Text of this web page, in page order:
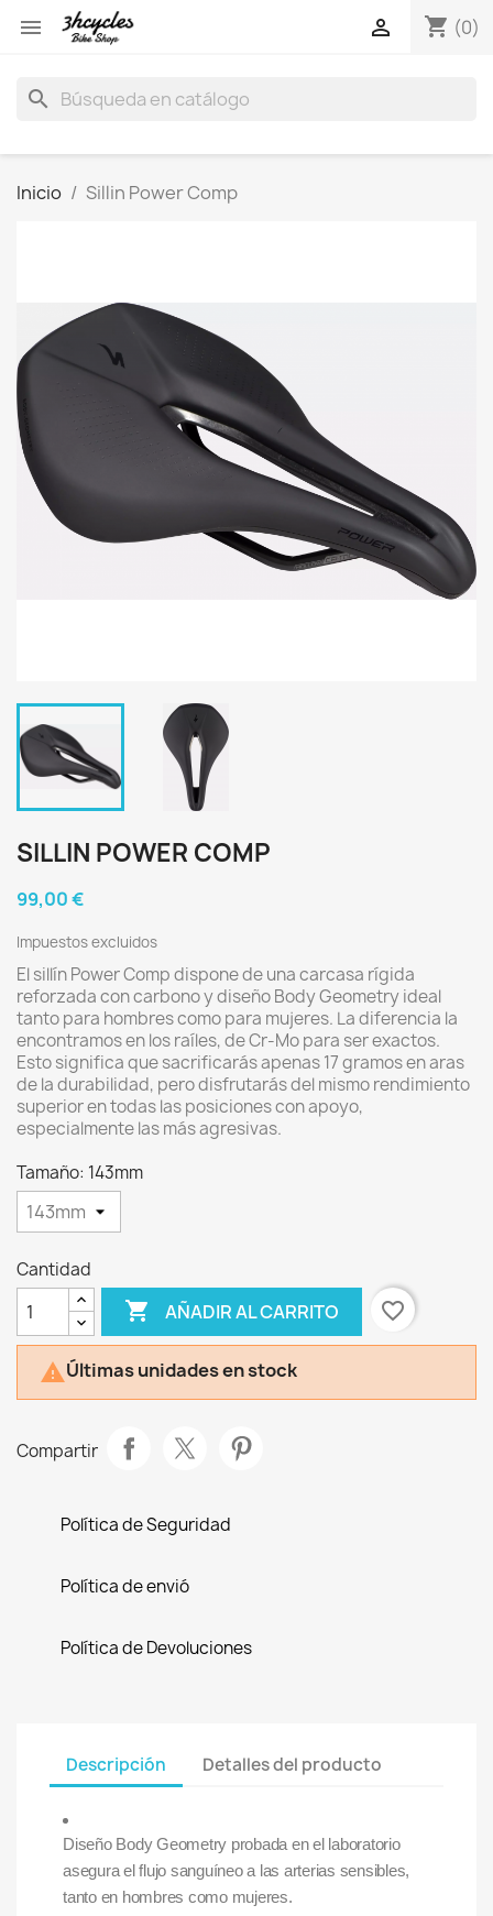
 shopping_cart (0)

search
Inicio Sillin Power Comp
SILLIN POWER COMP
99,00 €
Impuestos excluidos
El sillín Power Comp dispone de una carcasa rígida
reforzada con carbono y diseño Body Geometry ideal
tanto para hombres como para mujeres. La diferencia la
encontramos en los raíles, de Cr-Mo para ser exactos.
Esto significa que sacrificarás apenas 17 gramos en aras
de la durabilidad, pero disfrutarás del mismo rendimiento
superior en todas las posiciones con apoyo,
especialmente las más agresivas.
Tamaño: 143mm
Cantidad
 AÑADIR AL CARRITO favorite_border
Últimas unidades en stock
Compartir
Política de Seguridad
Política de envió
Política de Devoluciones
Descripción Detalles del producto
Diseño Body Geometry probada en el laboratorio
asegura el flujo sanguíneo a las arterias sensibles,
tanto en hombres como mujeres.